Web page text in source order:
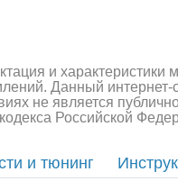
и характеристики
Данный
не является
Российской
и тюнинг